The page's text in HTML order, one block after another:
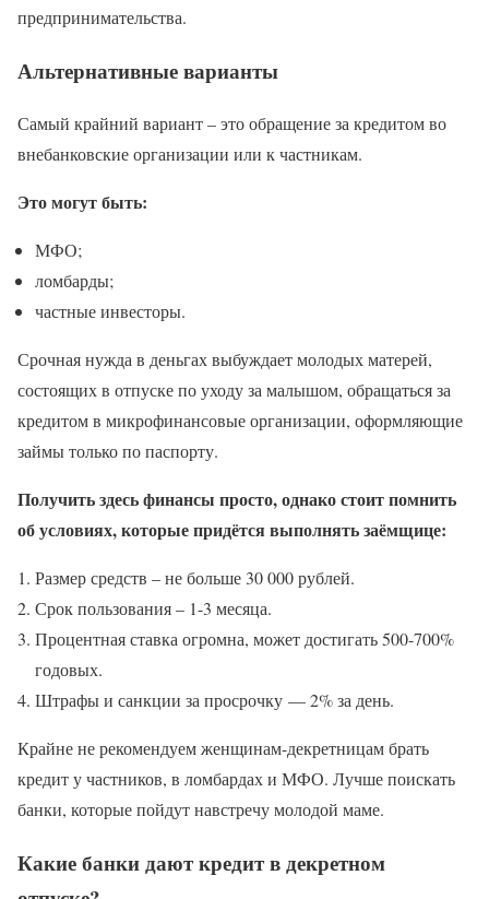
предпринимательства.
Альтернативные варианты
Самый крайний вариант – это обращение за кредитом во
внебанковские организации или к частникам.
Это могут быть:
МФО;
ломбарды;
частные инвесторы.
Срочная нужда в деньгах выбуждает молодых матерей,
состоящих в отпуске по уходу за малышом, обращаться за
кредитом в микрофинансовые организации, оформляющие
займы только по паспорту.
Получить здесь финансы просто, однако стоит помнить
об условиях, которые придётся выполнять заёмщице:
Размер средств – не больше 30 000 рублей.
Срок пользования – 1-3 месяца.
Процентная ставка огромна, может достигать 500-700%
годовых.
Штрафы и санкции за просрочку — 2% за день.
Крайне не рекомендуем женщинам-декретницам брать
кредит у частников, в ломбардах и МФО. Лучше поискать
банки, которые пойдут навстречу молодой маме.
Какие банки дают кредит в декретном